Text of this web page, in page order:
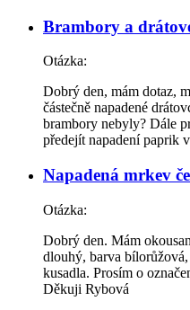
Brambory a
Otázka:
Dobrý den, mám dotaz,
částečně napadené
brambory nebyly? Dále
předejít napadení paprik
Napadená mrkev
Otázka:
Dobrý den. Mám
dlouhý, barva
kusadla. Prosím o
Děkuji Rybová